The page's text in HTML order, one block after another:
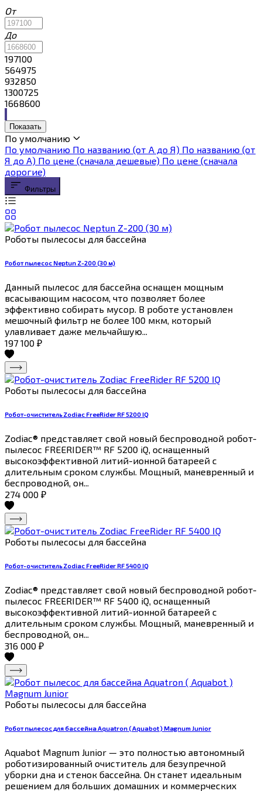
От
До
197100
564975
932850
1300725
1668600
Показать
По умолчанию
По умолчанию По названию (от А до Я) По названию (от
Я до А) По цене (сначала дешевые) По цене (сначала
дорогие)
Фильтры
Роботы пылесосы для бассейна
Робот пылесос Neptun Z-200 (30 м)
Данный пылесос для бассейна оснащен мощным
всасывающим насосом, что позволяет более
эффективно собирать мусор. В роботе установлен
мешочный фильтр не более 100 мкм, который
улавливает даже мельчайшую...
197 100 ₽
Роботы пылесосы для бассейна
Робот-очиститель Zodiac FreeRider RF 5200 IQ
Zodiac® представляет свой новый беспроводной робот-
пылесос FREERIDER™ RF 5200 iQ, оснащенный
высокоэффективной литий-ионной батареей с
длительным сроком службы. Мощный, маневренный и
беспроводной, он...
274 000 ₽
Роботы пылесосы для бассейна
Робот-очиститель Zodiac FreeRider RF 5400 IQ
Zodiac® представляет свой новый беспроводной робот-
пылесос FREERIDER™ RF 5400 iQ, оснащенный
высокоэффективной литий-ионной батареей с
длительным сроком службы. Мощный, маневренный и
беспроводной, он...
316 000 ₽
Роботы пылесосы для бассейна
Робот пылесос для бассейна Aquatron ( Aquabot ) Magnum Junior
Aquabot Magnum Junior — это полностью автономный
роботизированный очиститель для безупречной
уборки дна и стенок бассейна. Он станет идеальным
решением для больших домашних и коммерческих